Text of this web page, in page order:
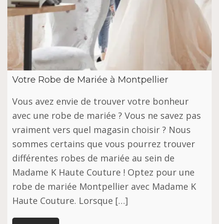
Votre Robe de Mariée à Montpellier
Vous avez envie de trouver votre bonheur
avec une robe de mariée ? Vous ne savez pas
vraiment vers quel magasin choisir ? Nous
sommes certains que vous pourrez trouver
différentes robes de mariée au sein de
Madame K Haute Couture ! Optez pour une
robe de mariée Montpellier avec Madame K
Haute Couture. Lorsque […]